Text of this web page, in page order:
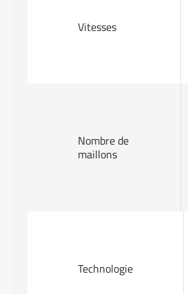
Vitesses
Nombre de
maillons
Technologie